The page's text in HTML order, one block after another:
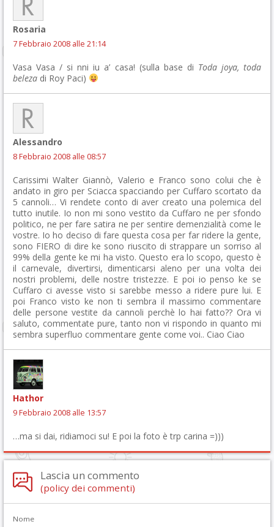
Rosaria
7 Febbraio 2008 alle 21:14
Vasa Vasa / si nni iu a’ casa! (sulla base di Toda joya, toda
beleza di Roy Paci)
Alessandro
8 Febbraio 2008 alle 08:57
Carissimi Walter Giannò, Valerio e Franco sono colui che è
andato in giro per Sciacca spacciando per Cuffaro scortato da
5 cannoli… Vi rendete conto di aver creato una polemica del
tutto inutile. Io non mi sono vestito da Cuffaro ne per sfondo
politico, ne per fare satira ne per sentire demenzialità come le
vostre. Io ho deciso di fare questa cosa per far ridere la gente,
sono FIERO di dire ke sono riuscito di strappare un sorriso al
99% della gente ke mi ha visto. Questo era lo scopo, questo è
il carnevale, divertirsi, dimenticarsi aleno per una volta dei
nostri problemi, delle nostre tristezze. E poi io penso ke se
Cuffaro ci avesse visto si sarebbe messo a ridere pure lui. E
poi Franco visto ke non ti sembra il massimo commentare
delle persone vestite da cannoli perchè lo hai fatto?? Ora vi
saluto, commentate pure, tanto non vi rispondo in quanto mi
sembra superfluo commentare gente come voi.. Ciao Ciao
Hathor
9 Febbraio 2008 alle 13:57
…ma si dai, ridiamoci su! E poi la foto è trp carina =)))
Lascia un commento
(policy dei commenti)
Nome